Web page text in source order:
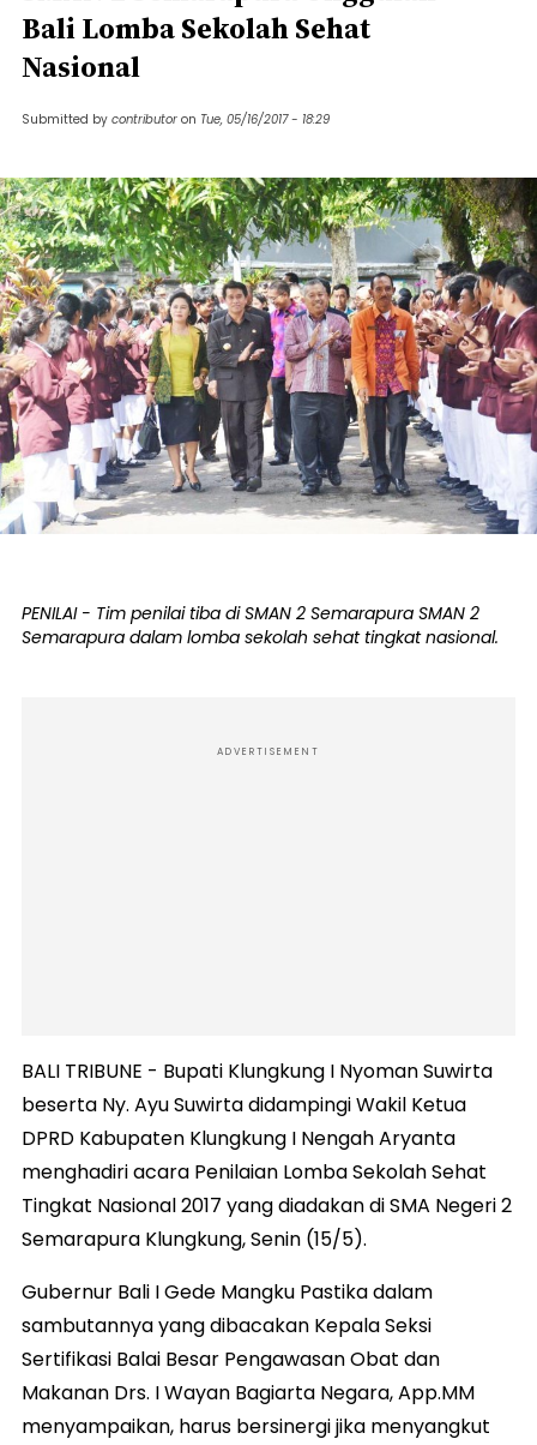
Bali Lomba Sekolah Sehat
Nasional
Submitted by contributor on Tue, 05/16/2017 - 18:29
PENILAI - Tim penilai tiba di SMAN 2 Semarapura SMAN 2
Semarapura dalam lomba sekolah sehat tingkat nasional.
ADVERTISEMENT
BALI TRIBUNE - Bupati Klungkung I Nyoman Suwirta
beserta Ny. Ayu Suwirta didampingi Wakil Ketua
DPRD Kabupaten Klungkung I Nengah Aryanta
menghadiri acara Penilaian Lomba Sekolah Sehat
Tingkat Nasional 2017 yang diadakan di SMA Negeri 2
Semarapura Klungkung, Senin (15/5).
Gubernur Bali I Gede Mangku Pastika dalam
sambutannya yang dibacakan Kepala Seksi
Sertifikasi Balai Besar Pengawasan Obat dan
Makanan Drs. I Wayan Bagiarta Negara, App.MM
menyampaikan, harus bersinergi jika menyangkut